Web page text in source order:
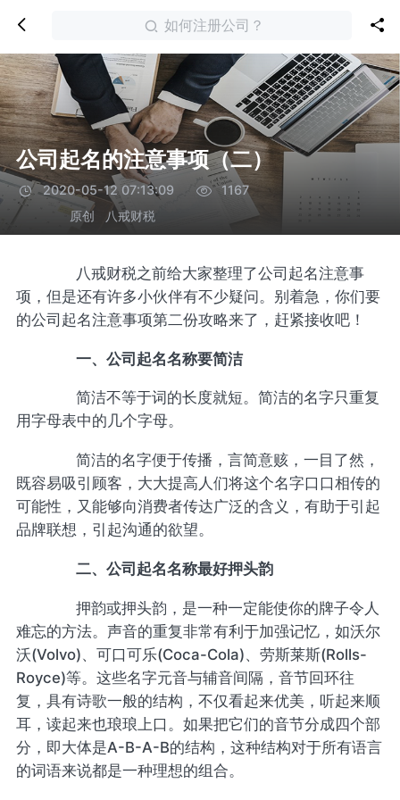
如何注册公司？
公司起名的注意事项（二）
2020-05-12 07:13:09
1167
原创
八戒财税
八戒财税之前给大家整理了公司起名注意事
项，但是还有许多小伙伴有不少疑问。别着急，你们要
的公司起名注意事项第二份攻略来了，赶紧接收吧！
一、公司起名名称要简洁
简洁不等于词的长度就短。简洁的名字只重复
用字母表中的几个字母。
简洁的名字便于传播，言简意赅，一目了然，
既容易吸引顾客，大大提高人们将这个名字口口相传的
可能性，又能够向消费者传达广泛的含义，有助于引起
品牌联想，引起沟通的欲望。
二、公司起名名称最好押头韵
押韵或押头韵，是一种一定能使你的牌子令人
难忘的方法。声音的重复非常有利于加强记忆，如沃尔
沃(Volvo)、可口可乐(Coca-Cola)、劳斯莱斯(Rolls-
Royce)等。这些名字元音与辅音间隔，音节回环往
复，具有诗歌一般的结构，不仅看起来优美，听起来顺
耳，读起来也琅琅上口。如果把它们的音节分成四个部
分，即大体是A-B-A-B的结构，这种结构对于所有语言
的词语来说都是一种理想的组合。